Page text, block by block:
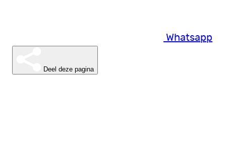
Whatsapp
Deel deze pagina